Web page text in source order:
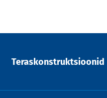
Teraskonstruktsioonid